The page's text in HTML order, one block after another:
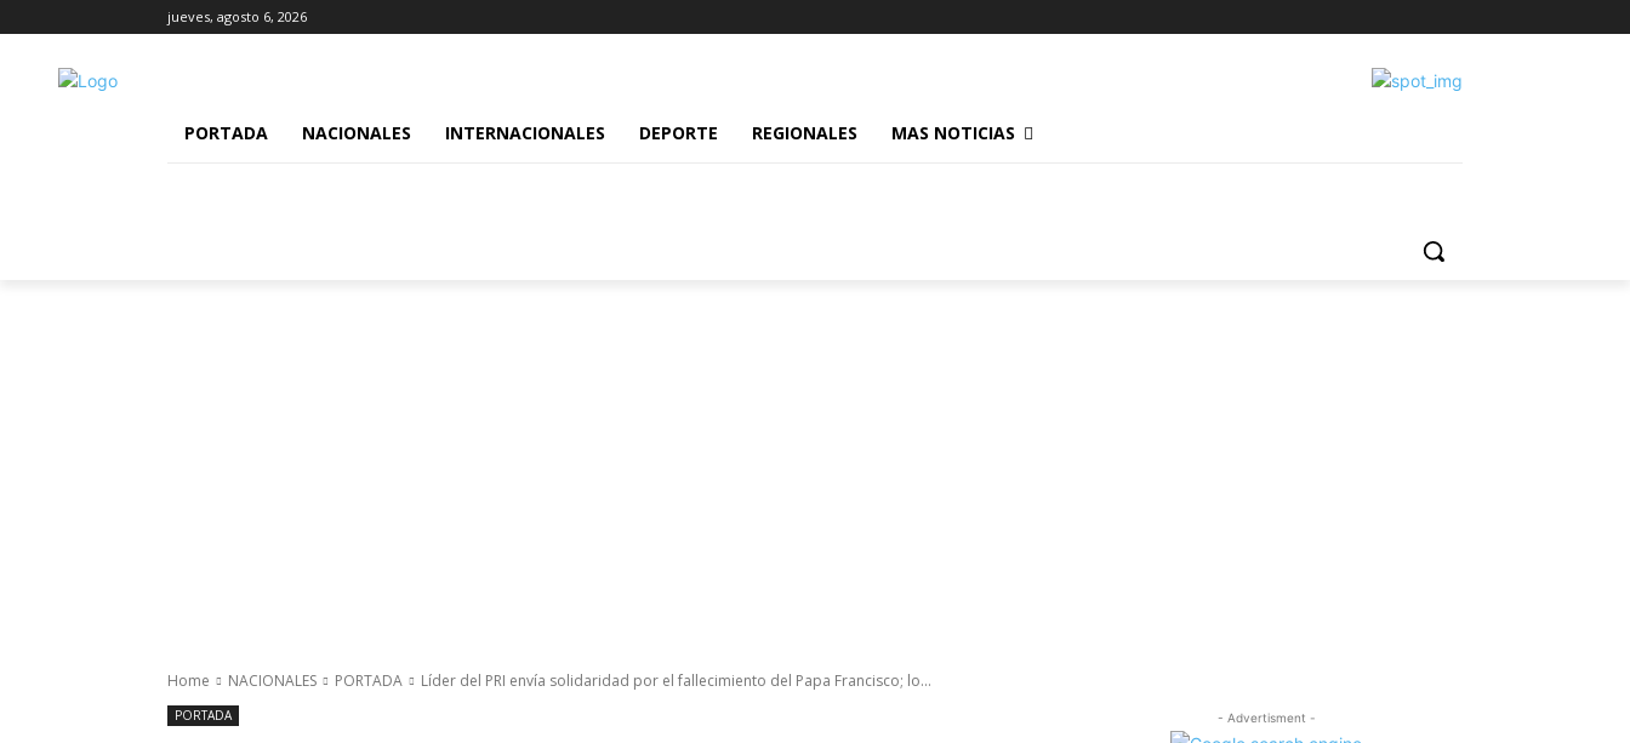
jueves, agosto 6, 2026
PORTADA NACIONALES INTERNACIONALES DEPORTE REGIONALES MAS NOTICIAS
Home NACIONALES PORTADA Líder del PRI envía solidaridad por el fallecimiento del Papa Francisco; lo...
PORTADA - Advertisment -